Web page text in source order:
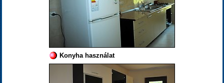
Konyha használat